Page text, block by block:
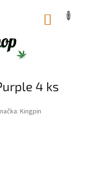
4 ks
Kingpin